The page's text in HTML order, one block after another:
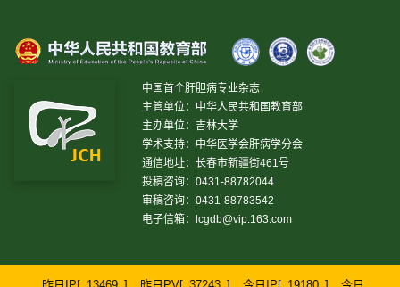
中国首个肝胆病专业杂志
主管单位：中华人民共和国教育部
主办单位：吉林大学
学术支持：中华医学会肝病学分会
通信地址：长春市新疆街461号
投稿咨询：0431-88782044
审稿咨询：0431-88783542
电子信箱：
lcgdb@vip.163.com